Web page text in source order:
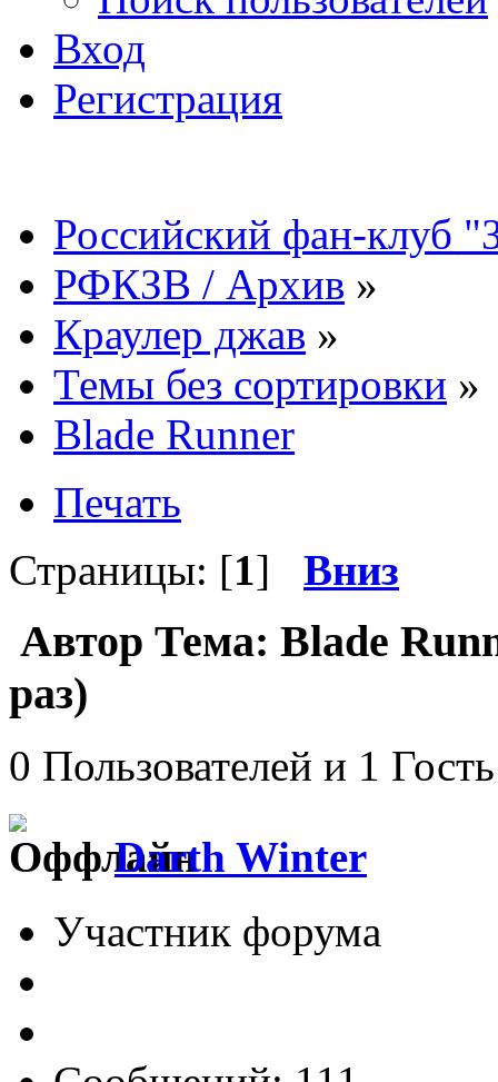
Вход
Регистрация
Российский фан-клуб
РФКЗВ / Архив »
Краулер джав »
Темы без сортировки »
Blade Runner
Печать
Страницы: [1] Вниз
Автор Тема: Blade
раз)
0 Пользователей и 1
Darth Winter
Участник форума